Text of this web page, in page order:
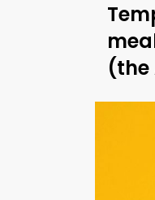
(the